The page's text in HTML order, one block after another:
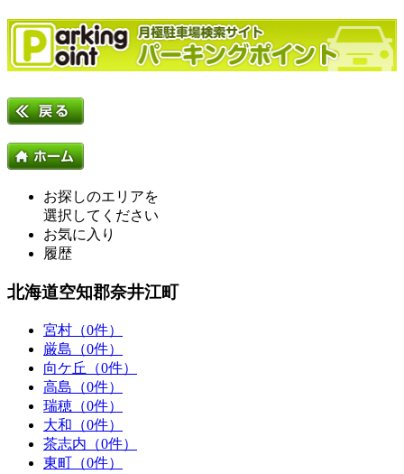
お探しのエリアを
選択してください
お気に入り
履歴
北海道空知郡奈井江町
宮村（0件）
厳島（0件）
向ケ丘（0件）
高島（0件）
瑞穂（0件）
大和（0件）
茶志内（0件）
東町（0件）